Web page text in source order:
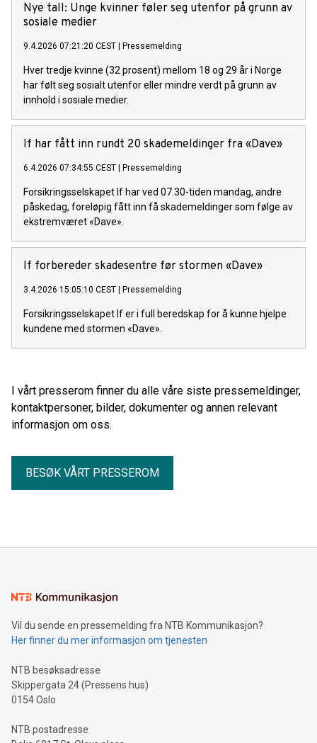
Nye tall: Unge kvinner føler seg utenfor på grunn av
sosiale medier
9.4.2026 07:21:20 CEST | Pressemelding
Hver tredje kvinne (32 prosent) mellom 18 og 29 år i Norge
har følt seg sosialt utenfor eller mindre verdt på grunn av
innhold i sosiale medier.
If har fått inn rundt 20 skademeldinger fra «Dave»
6.4.2026 07:34:55 CEST | Pressemelding
Forsikringsselskapet If har ved 07.30-tiden mandag, andre
påskedag, foreløpig fått inn få skademeldinger som følge av
ekstremværet «Dave».
If forbereder skadesentre før stormen «Dave»
3.4.2026 15:05:10 CEST | Pressemelding
Forsikringsselskapet If er i full beredskap for å kunne hjelpe
kundene med stormen «Dave».
I vårt presserom finner du alle våre siste pressemeldinger,
kontaktpersoner, bilder, dokumenter og annen relevant
informasjon om oss.
BESØK VÅRT PRESSEROM
Vil du sende en pressemelding fra NTB Kommunikasjon?
Her finner du mer informasjon om tjenesten
NTB besøksadresse
Skippergata 24 (Pressens hus)
0154 Oslo
NTB postadresse